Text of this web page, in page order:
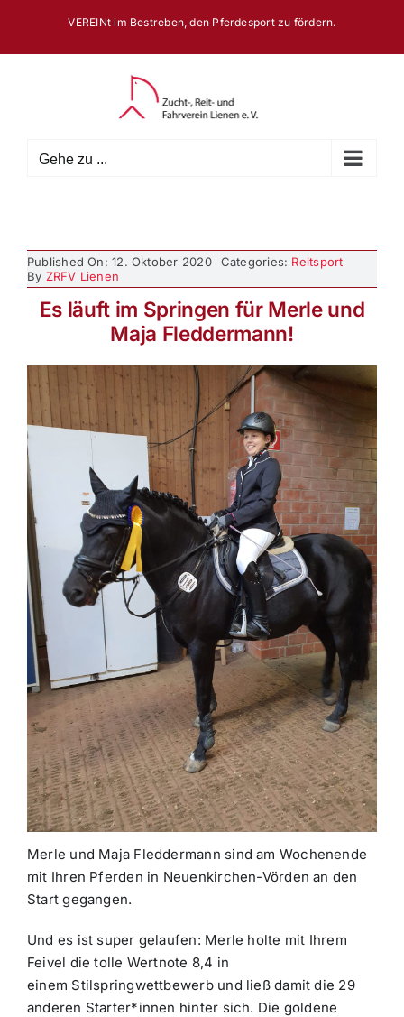
springen
VEREINt im Bestreben, den Pferdesport zu fördern.
Gehe zu ...
Published On: 12. Oktober 2020 Categories: Reitsport
By ZRFV Lienen
Es läuft im Springen für Merle und
Maja Fleddermann!
Merle und Maja Fleddermann sind am Wochenende
mit Ihren Pferden in Neuenkirchen-Vörden an den
Start gegangen.
Und es ist super gelaufen: Merle holte mit Ihrem
Feivel die tolle Wertnote 8,4 in
einem Stilspringwettbewerb und ließ damit die 29
anderen Starter*innen hinter sich. Die goldene